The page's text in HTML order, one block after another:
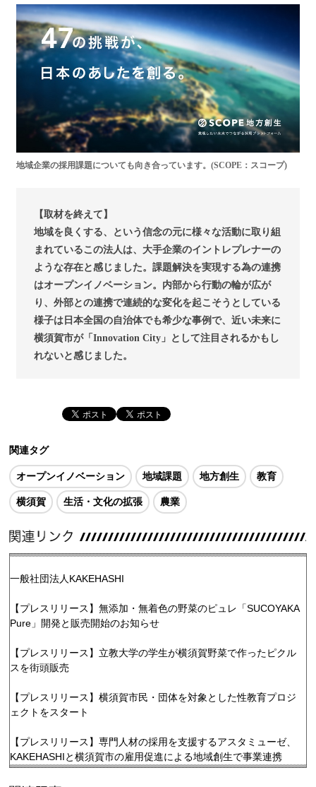
地域企業の採用課題についても向き合っています。(SCOPE：スコープ)
【取材を終えて】
地域を良くする、という信念の元に様々な活動に取り組
まれているこの法人は、大手企業のイントレプレナーの
ような存在と感じました。課題解決を実現する為の連携
はオープンイノベーション。内部から行動の輪が広が
り、外部との連携で連続的な変化を起こそうとしている
様子は日本全国の自治体でも希少な事例で、近い未来に
横須賀市が「Innovation City」として注目されるかもし
れないと感じました。
関連タグ
オープンイノベーション 地域課題 地方創生 教育
横須賀 生活・文化の拡張 農業
一般社団法人KAKEHASHI
【プレスリリース】無添加・無着色の野菜のピュレ「SUCOYAKA
Pure」開発と販売開始のお知らせ
【プレスリリース】立教大学の学生が横須賀野菜で作ったピクル
スを街頭販売
【プレスリリース】横須賀市民・団体を対象とした性教育プロジ
ェクトをスタート
【プレスリリース】専門人材の採用を支援するアスタミューゼ、
KAKEHASHIと横須賀市の雇用促進による地域創生で事業連携